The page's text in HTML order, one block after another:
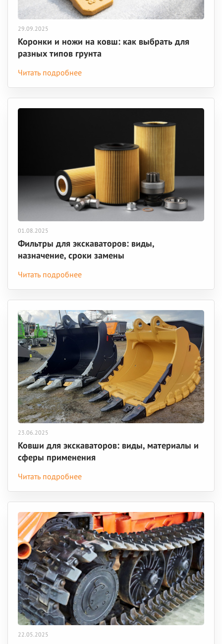
29.09.2025
Коронки и ножи на ковш: как выбрать для
разных типов грунта
Читать подробнее
01.08.2025
Фильтры для экскаваторов: виды,
назначение, сроки замены
Читать подробнее
23.06.2025
Ковши для экскаваторов: виды, материалы и
сферы применения
Читать подробнее
22.05.2025